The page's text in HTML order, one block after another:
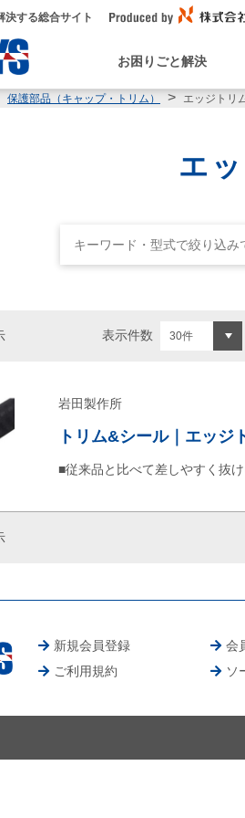
決する総合サイト
お困りごと解決
保護部品（キャップ・トリム） エッジトリ
エ
表示件数
岩田製作所
トリム&シール｜エッジ
■従来品と比べて差しやすく抜
新規会員登録 会
ご利用規約
ソ